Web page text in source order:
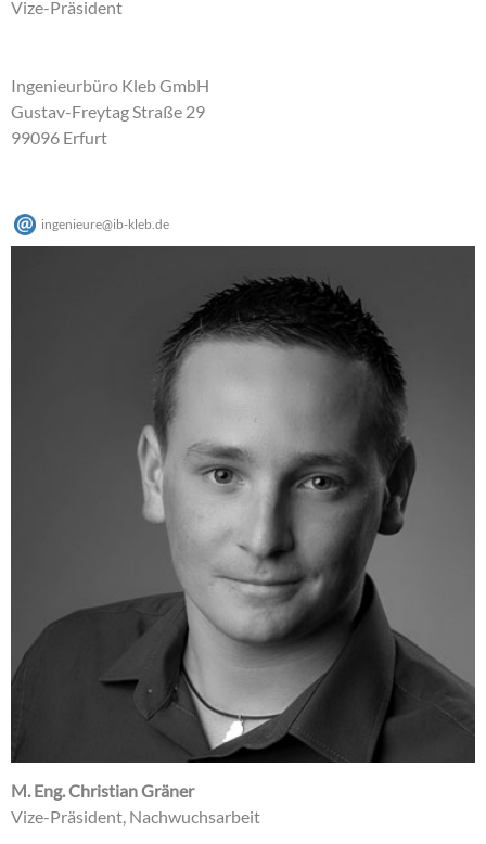
Vize-Präsident
Ingenieurbüro Kleb GmbH
Gustav-Freytag Straße 29
99096 Erfurt
ingenieure@ib-kleb.de
M. Eng. Christian Gräner
Vize-Präsident, Nachwuchsarbeit